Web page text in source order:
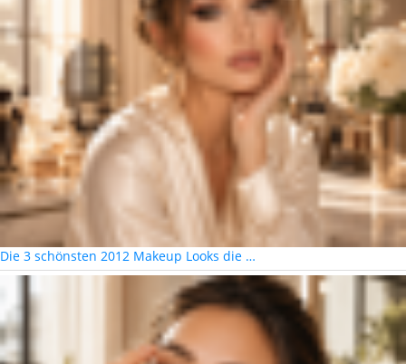
Die 3 schönsten 2012 Makeup Looks die …